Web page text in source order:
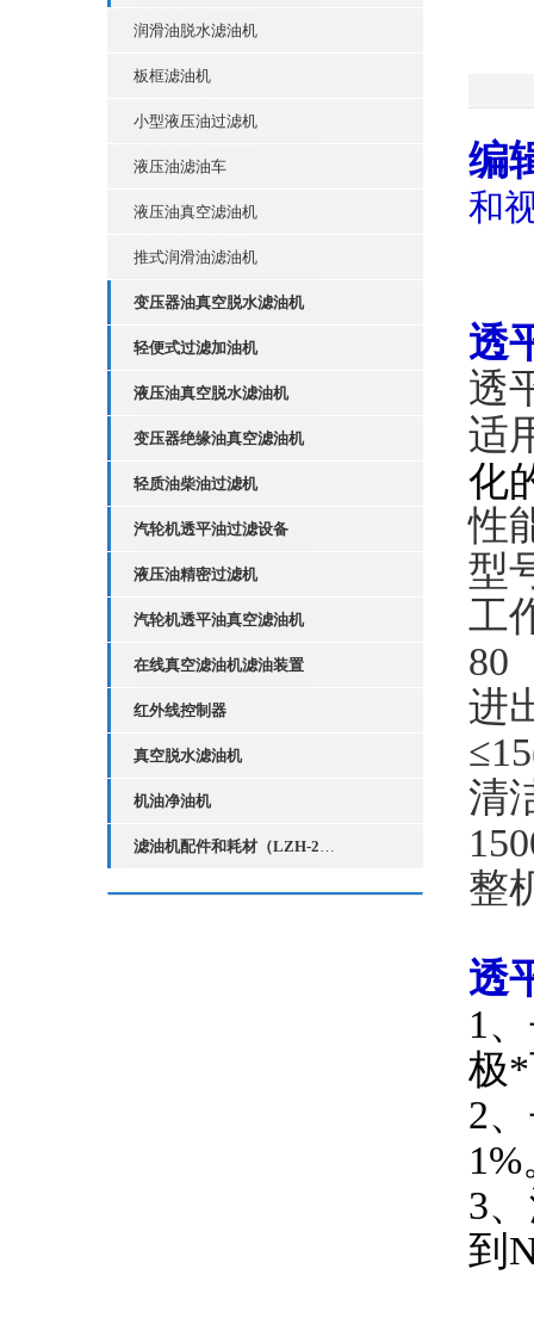
润滑油脱水滤油机
板框滤油机
小型液压油过滤机
液压油滤油车
液压油真空滤油机
推式润滑油滤油机
变压器油真空脱水滤油机
轻便式过滤加油机
液压油真空脱水滤油机
变压器绝缘油真空滤油机
轻质油柴油过滤机
汽轮机透平油过滤设备
液压油精密过滤机
汽轮机透平油真空滤油机
在线真空滤油机滤油装置
红外线控制器
真空脱水滤油机
机油净油机
滤油机配件和耗材（LZH-2红外线液位控制器）
编
和
透
透
适
化
性
型
工
80
进
清
整
透
1
极*
2
3
到